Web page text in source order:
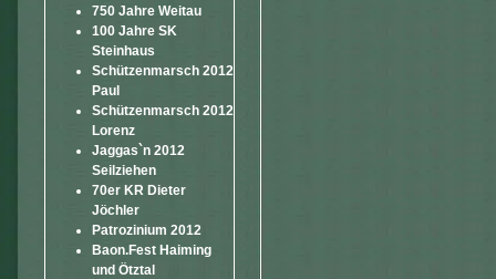
750 Jahre Weitau
100 Jahre SK
Steinhaus
Schützenmarsch 2012
Paul
Schützenmarsch 2012
Lorenz
Jaggas`n 2012
Seilziehen
70er KR Dieter
Jöchler
Patrozinium 2012
Baon.Fest Haiming
und Ötztal